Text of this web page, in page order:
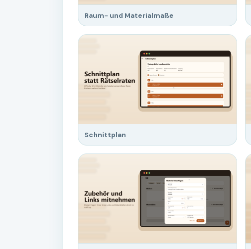
Raum- und Materialmaße
Schnittplan